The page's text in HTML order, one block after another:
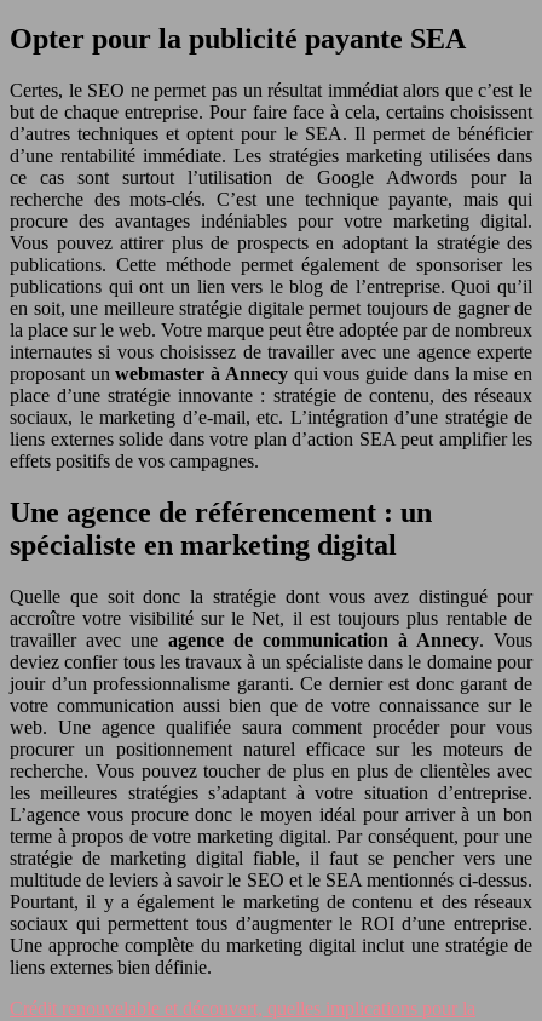
Opter pour la publicité payante SEA
Certes, le SEO ne permet pas un résultat immédiat alors que c’est le
but de chaque entreprise. Pour faire face à cela, certains choisissent
d’autres techniques et optent pour le SEA. Il permet de bénéficier
d’une rentabilité immédiate. Les stratégies marketing utilisées dans
ce cas sont surtout l’utilisation de Google Adwords pour la
recherche des mots-clés. C’est une technique payante, mais qui
procure des avantages indéniables pour votre marketing digital.
Vous pouvez attirer plus de prospects en adoptant la stratégie des
publications. Cette méthode permet également de sponsoriser les
publications qui ont un lien vers le blog de l’entreprise. Quoi qu’il
en soit, une meilleure stratégie digitale permet toujours de gagner de
la place sur le web. Votre marque peut être adoptée par de nombreux
internautes si vous choisissez de travailler avec une agence experte
proposant unwebmaster à Annecyqui vous guide dans la mise en
place d’une stratégie innovante : stratégie de contenu, des réseaux
sociaux, le marketing d’e-mail, etc. L’intégration d’une stratégie de
liens externes solide dans votre plan d’action SEA peut amplifier les
effets positifs de vos campagnes.
Une agence de référencement : un
spécialiste en marketing digital
Quelle que soit donc la stratégie dont vous avez distingué pour
accroître votre visibilité sur le Net, il est toujours plus rentable de
travailler avec une agence de communication à Annecy. Vous
deviez confier tous les travaux à un spécialiste dans le domaine pour
jouir d’un professionnalisme garanti. Ce dernier est donc garant de
votre communication aussi bien que de votre connaissance sur le
web. Une agence qualifiée saura comment procéder pour vous
procurer un positionnement naturel efficace sur les moteurs de
recherche. Vous pouvez toucher de plus en plus de clientèles avec
les meilleures stratégies s’adaptant à votre situation d’entreprise.
L’agence vous procure donc le moyen idéal pour arriver à un bon
terme à propos de votre marketing digital. Par conséquent, pour une
stratégie de marketing digital fiable, il faut se pencher vers une
multitude de leviers à savoir le SEO et le SEA mentionnés ci-dessus.
Pourtant, il y a également le marketing de contenu et des réseaux
sociaux qui permettent tous d’augmenter le ROI d’une entreprise.
Une approche complète du marketing digital inclut une stratégie de
liens externes bien définie.
Crédit renouvelable et découvert, quelles implications pour la